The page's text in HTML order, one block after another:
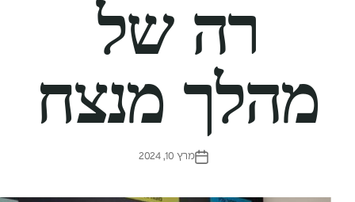
רה של
מהלך מנצח
תאריך
מרץ 10, 2024